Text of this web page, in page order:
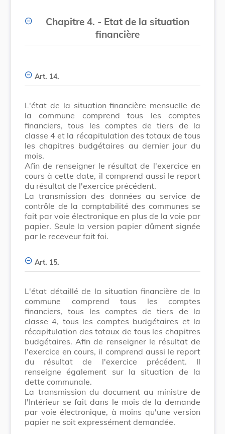
Chapitre 4. - Etat de la situation
financière
Art. 14.
L'état de la situation financière mensuelle de
la commune comprend tous les comptes
financiers, tous les comptes de tiers de la
classe 4 et la récapitulation des totaux de tous
les chapitres budgétaires au dernier jour du
mois.
Afin de renseigner le résultat de l'exercice en
cours à cette date, il comprend aussi le report
du résultat de l'exercice précédent.
La transmission des données au service de
contrôle de la comptabilité des communes se
fait par voie électronique en plus de la voie par
papier. Seule la version papier dûment signée
par le receveur fait foi.
Art. 15.
L'état détaillé de la situation financière de la
commune comprend tous les comptes
financiers, tous les comptes de tiers de la
classe 4, tous les comptes budgétaires et la
récapitulation des totaux de tous les chapitres
budgétaires. Afin de renseigner le résultat de
l'exercice en cours, il comprend aussi le report
du résultat de l'exercice précédent. Il
renseigne également sur la situation de la
dette communale.
La transmission du document au ministre de
l'Intérieur se fait dans le mois de la demande
par voie électronique, à moins qu'une version
papier ne soit expressément demandée.